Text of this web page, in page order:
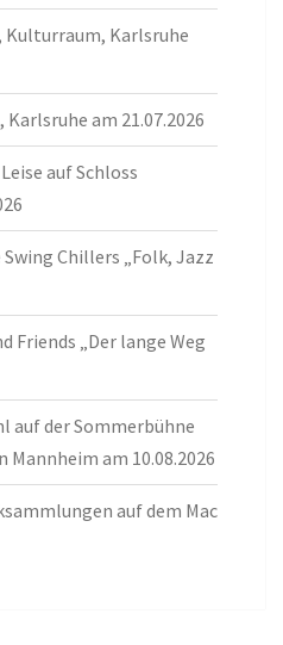
Kulturraum, Karlsruhe
am 21.07.2026
auf Schloss
Chillers „Folk, Jazz
Friends „Der lange Weg
auf der Sommerbühne
Mannheim am 10.08.2026
auf dem Mac